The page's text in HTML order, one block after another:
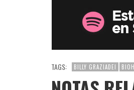
TAGS: BILLY GRAZIADEI